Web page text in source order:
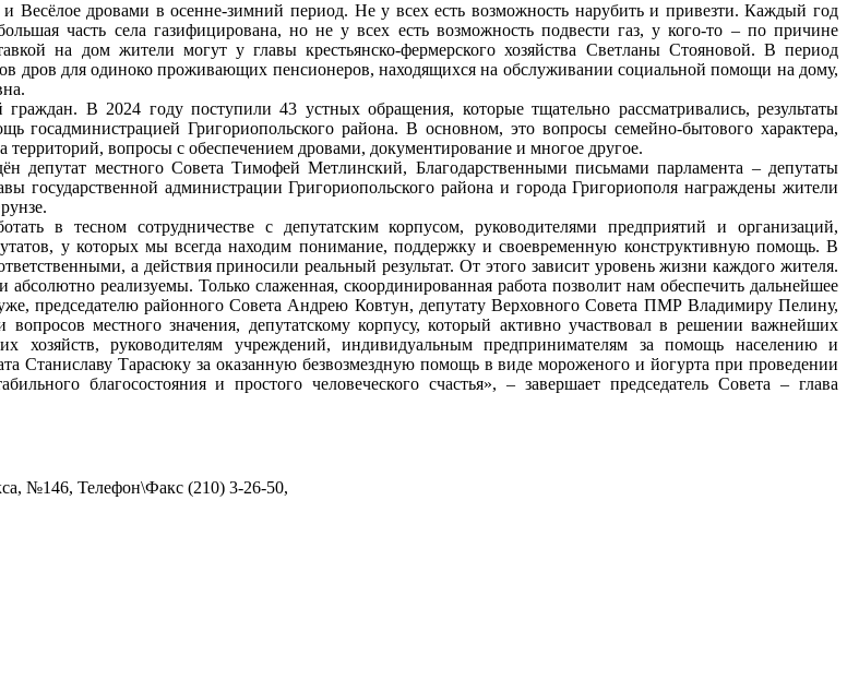
дровами в осенне-зимний период. Не у всех есть возможность нарубить и привезти. Каждый год
часть села газифицирована, но не у всех есть возможность подвести газ, у кого-то – по причине
на дом жители могут у главы крестьянско-фермерского хозяйства Светланы Стояновой. В период
дров для одиноко проживающих пенсионеров, находящихся на обслуживании социальной помощи на дому,
В 2024 году поступили 43 устных обращения, которые тщательно рассматривались, результаты
госадминистрацией Григориопольского района. В основном, это вопросы семейно-бытового характера,
вопросы с обеспечением дровами, документирование и многое другое.
депутат местного Совета Тимофей Метлинский, Благодарственными письмами парламента – депутаты
государственной администрации Григориопольского района и города Григориополя награждены жители
в тесном сотрудничестве с депутатским корпусом, руководителями предприятий и организаций,
у которых мы всегда находим понимание, поддержку и своевременную конструктивную помощь. В
а действия приносили реальный результат. От этого зависит уровень жизни каждого жителя.
реализуемы. Только слаженная, скоординированная работа позволит нам обеспечить дальнейшее
председателю районного Совета Андрею Ковтун, депутату Верховного Совета ПМР Владимиру Пелину,
местного значения, депутатскому корпусу, который активно участвовал в решении важнейших
хозяйств, руководителям учреждений, индивидуальным предпринимателям за помощь населению и
Станиславу Тарасюку за оказанную безвозмездную помощь в виде мороженого и йогурта при проведении
благосостояния и простого человеческого счастья», – завершает председатель Совета – глава
№146, Телефон\Факс (210) 3-26-50,